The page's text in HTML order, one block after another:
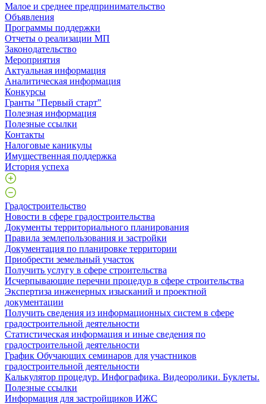
Малое и среднее предпринимательство
Объявления
Программы поддержки
Отчеты о реализации МП
Законодательство
Мероприятия
Актуальная информация
Аналитическая информация
Конкурсы
Гранты "Первый старт"
Полезная информация
Полезные ссылки
Контакты
Налоговые каникулы
Имущественная поддержка
История успеха
Градостроительство
Новости в сфере градостроительства
Документы территориального планирования
Правила землепользования и застройки
Документация по планировке территории
Приобрести земельный участок
Получить услугу в сфере строительства
Исчерпывающие перечни процедур в сфере строительства
Экспертиза инженерных изысканий и проектной
документации
Получить сведения из информационных систем в сфере
градостроительной деятельности
Статистическая информация и иные сведения по
градостроительной деятельности
График Обучающих семинаров для участников
градостроительной деятельности
Калькулятор процедур. Инфографика. Видеоролики. Буклеты.
Полезные ссылки
Информация для застройщиков ИЖС